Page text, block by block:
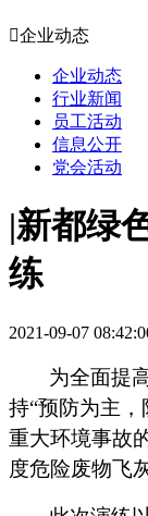
企业动态
企业动态
行业新闻
员工活动
信息公开
党会活动
|新都绿
练
2021-09-07
为全面提
持“预防为主
重大环境事故
度危险废物飞